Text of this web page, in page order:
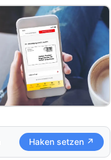
Haken setzen ↗